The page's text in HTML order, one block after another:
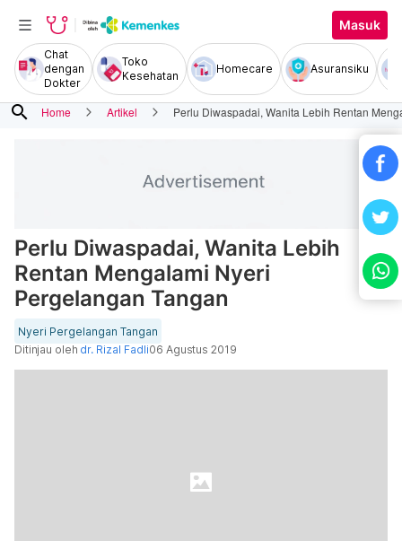
Masuk
Chat
dengan
Dokter
Toko
Kesehatan
Homecare Asuransiku
search Home Artikel Perlu Diwaspadai, Wanita Lebih Rentan
Perlu Diwaspadai, Wanita Lebih
Rentan Mengalami Nyeri
Pergelangan Tangan
Nyeri Pergelangan Tangan
Ditinjau oleh dr. Rizal Fadli06 Agustus 2019